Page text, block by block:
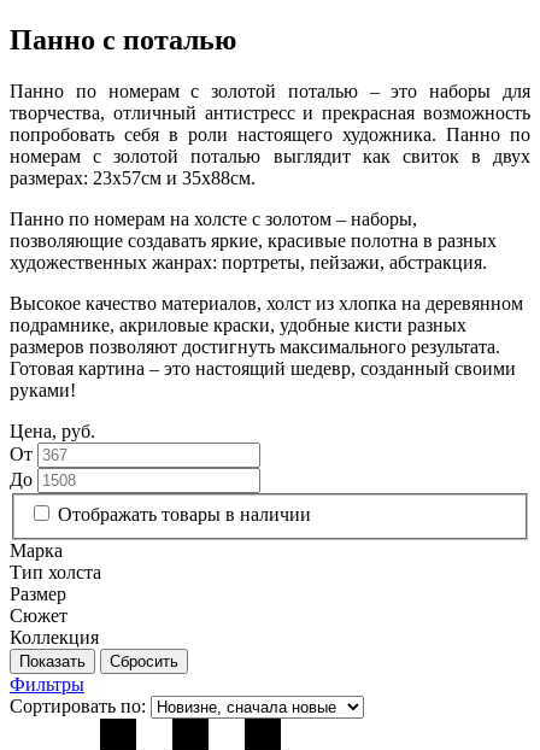
Панно с поталью
Панно по номерам с золотой поталью – это наборы для
творчества, отличный антистресс и прекрасная возможность
попробовать себя в роли настоящего художника. Панно по
номерам с золотой поталью выглядит как свиток в двух
размерах: 23х57см и 35х88см.
Панно по номерам на холсте с золотом – наборы,
позволяющие создавать яркие, красивые полотна в разных
художественных жанрах: портреты, пейзажи, абстракция.
Высокое качество материалов, холст из хлопка на деревянном
подрамнике, акриловые краски, удобные кисти разных
размеров позволяют достигнуть максимального результата.
Готовая картина – это настоящий шедевр, созданный своими
руками!
Цена, руб.
От
До
Отображать товары в наличии
Марка
Тип холста
Размер
Сюжет
Коллекция
Фильтры
Сортировать по: